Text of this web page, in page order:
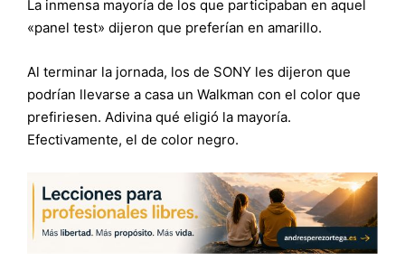
La inmensa mayoría de los que participaban en aquel
«panel test» dijeron que preferían en amarillo.
Al terminar la jornada, los de SONY les dijeron que
podrían llevarse a casa un Walkman con el color que
prefiriesen. Adivina qué eligió la mayoría.
Efectivamente, el de color negro.